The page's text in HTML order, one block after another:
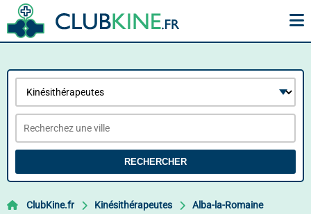
RECHERCHER
ClubKine.fr Kinésithérapeutes Alba-la-Romaine